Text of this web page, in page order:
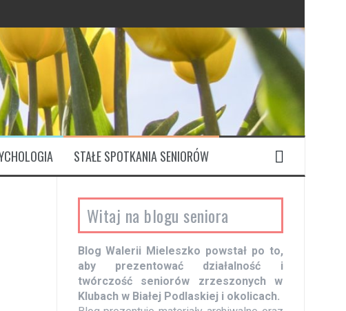
STAŁE SPOTKANIA SENIORÓW
Witaj na blogu seniora
Blog Walerii Mieleszko powstał po to,
aby prezentować działalność i
twórczość seniorów zrzeszonych w
Klubach w Białej Podlaskiej i okolicach.